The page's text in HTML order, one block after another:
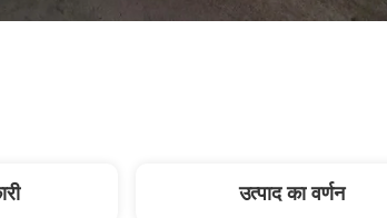
उत्पाद का वर्णन